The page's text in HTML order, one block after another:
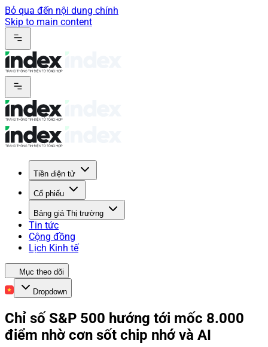
Bỏ qua đến nội dung chính
Skip to main content
Tiền điện tử
Cổ phiếu
Bảng giá Thị trường
Tin tức
Cộng đồng
Lịch Kinh tế
Mục theo dõi
Dropdown
Chỉ số S&P 500 hướng tới mốc 8.000
điểm nhờ cơn sốt chip nhớ và AI